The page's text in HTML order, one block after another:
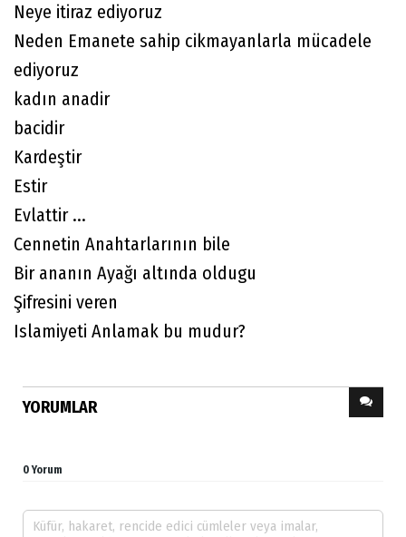
Neye itiraz ediyoruz
Neden Emanete sahip cikmayanlarla mücadele
ediyoruz
kadın anadir
bacidir
Kardeştir
Estir
Evlattir ...
Cennetin Anahtarlarının bile
Bir ananın Ayağı altında oldugu
Şifresini veren
Islamiyeti Anlamak bu mudur?
YORUMLAR
0 Yorum